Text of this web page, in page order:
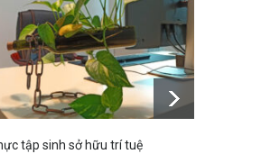
tập sinh sở hữu trí tuệ